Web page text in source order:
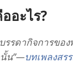
อะไร?
รรดากิจการของ
นั้น”—บทเพลงสร